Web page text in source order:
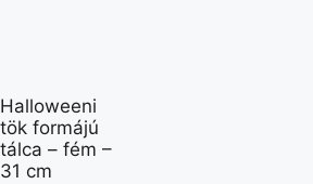
Halloweeni
tök formájú
tálca – fém –
31 cm